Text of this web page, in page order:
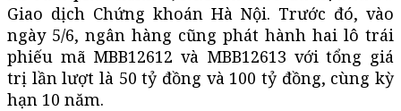
Giao dịch Chứng khoán Hà Nội. Trước đó, vào
ngày 5/6, ngân hàng cũng phát hành hai lô trái
phiếu mã MBB12612 và MBB12613 với tổng giá
trị lần lượt là 50 tỷ đồng và 100 tỷ đồng, cùng kỳ
hạn 10 năm.